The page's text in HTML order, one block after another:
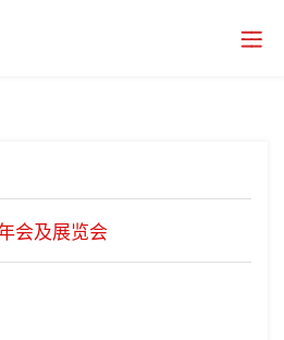
会及展览会